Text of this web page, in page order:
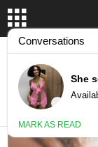
میکنه و